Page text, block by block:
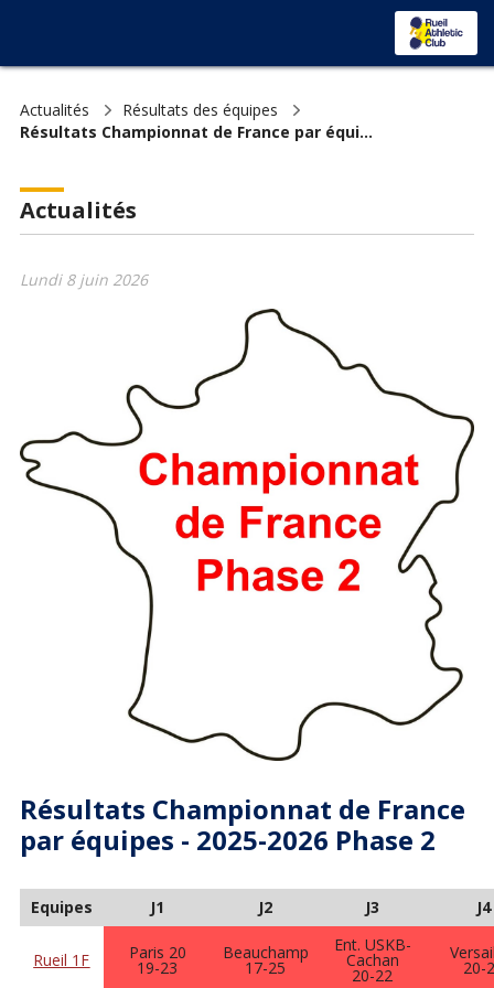
Actualités
Résultats des équipes
Résultats Championnat de France par équi...
Actualités
Lundi 8 juin 2026
Résultats Championnat de France
par équipes - 2025-2026 Phase 2
Equipes J1 J2 J3 J4
Rueil 1F Paris 20
19-23
Beauchamp
17-25
Ent. USKB-
Cachan
20-22 20-